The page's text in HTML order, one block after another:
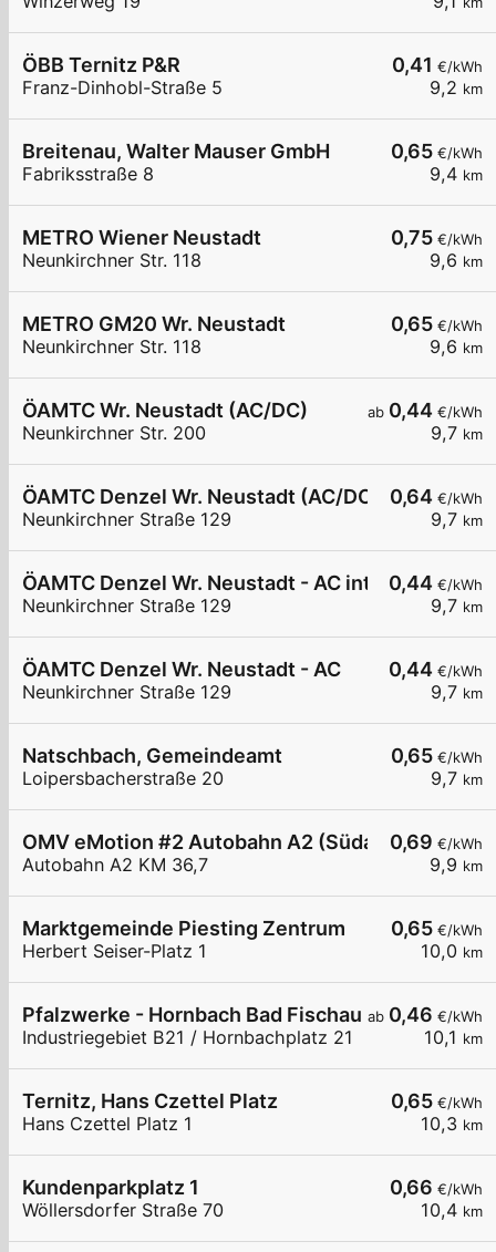
0,41 €/kWh
9,2 km
ÖBB Ternitz P&R
Franz-Dinhobl-Straße 5
0,65 €/kWh
9,4 km
Breitenau, Walter Mauser GmbH
Fabriksstraße 8
0,75 €/kWh
9,6 km
METRO Wiener Neustadt
Neunkirchner Str. 118
0,65 €/kWh
9,6 km
METRO GM20 Wr. Neustadt
Neunkirchner Str. 118
ab 0,44 €/kWh
9,7 km
ÖAMTC Wr. Neustadt (AC/DC)
Neunkirchner Str. 200
0,64 €/kWh
9,7 km
ÖAMTC Denzel Wr. Neustadt (AC/DC)
Neunkirchner Straße 129
0,44 €/kWh
9,7 km
ÖAMTC Denzel Wr. Neustadt - AC intern 1
Neunkirchner Straße 129
0,44 €/kWh
9,7 km
ÖAMTC Denzel Wr. Neustadt - AC
Neunkirchner Straße 129
0,65 €/kWh
9,7 km
Natschbach, Gemeindeamt
Loipersbacherstraße 20
0,69 €/kWh
9,9 km
OMV eMotion #2 Autobahn A2 (Südautobahn)
Autobahn A2 KM 36,7
0,65 €/kWh
10,0 km
Marktgemeinde Piesting Zentrum
Herbert Seiser-Platz 1
ab 0,46 €/kWh
10,1 km
Pfalzwerke - Hornbach Bad Fischau
Industriegebiet B21 / Hornbachplatz 21
0,65 €/kWh
10,3 km
Ternitz, Hans Czettel Platz
Hans Czettel Platz 1
0,66 €/kWh
10,4 km
Kundenparkplatz 1
Wöllersdorfer Straße 70